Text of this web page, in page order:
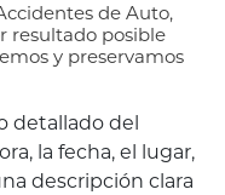
de Auto,
resultado posible
y preservamos
detallado del
la fecha, el lugar,
descripción clara